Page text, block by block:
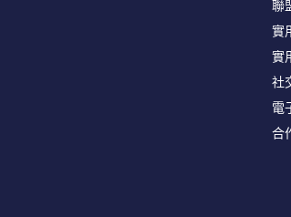
聯
實
實
社
電
合